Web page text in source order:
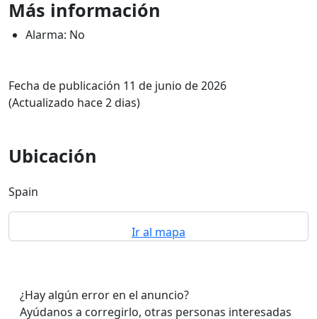
Más información
Alarma: No
Fecha de publicación 11 de junio de 2026
(Actualizado hace 2 dias)
Ubicación
Spain
Ir al mapa
¿Hay algún error en el anuncio?
Ayúdanos a corregirlo, otras personas interesadas